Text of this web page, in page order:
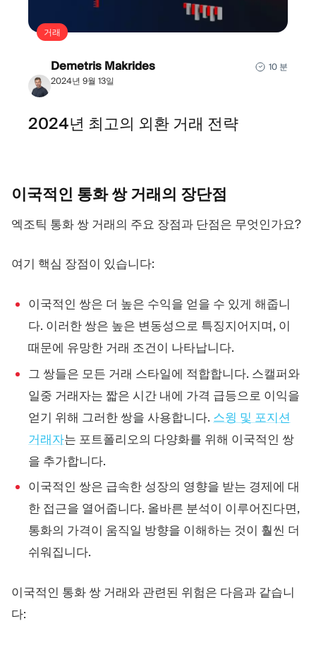
거래
Demetris Makrides
2024년 9월 13일
10 분
2024년 최고의 외환 거래 전략
이국적인 통화 쌍 거래의 장단점
엑조틱 통화 쌍 거래의 주요 장점과 단점은 무엇인가요?
여기 핵심 장점이 있습니다:
이국적인 쌍은 더 높은 수익을 얻을 수 있게 해줍니
다. 이러한 쌍은 높은 변동성으로 특징지어지며, 이
때문에 유망한 거래 조건이 나타납니다.
그 쌍들은 모든 거래 스타일에 적합합니다. 스캘퍼와
일중 거래자는 짧은 시간 내에 가격 급등으로 이익을
얻기 위해 그러한 쌍을 사용합니다. 스윙 및 포지션
거래자는 포트폴리오의 다양화를 위해 이국적인 쌍
을 추가합니다.
이국적인 쌍은 급속한 성장의 영향을 받는 경제에 대
한 접근을 열어줍니다. 올바른 분석이 이루어진다면,
통화의 가격이 움직일 방향을 이해하는 것이 훨씬 더
쉬워집니다.
이국적인 통화 쌍 거래와 관련된 위험은 다음과 같습니
다: